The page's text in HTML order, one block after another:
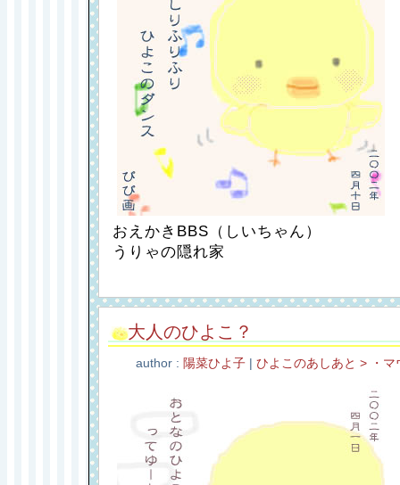
おえかきBBS（しいちゃん）
うりゃの隠れ家
大人のひよこ？
author : 陽菜ひよ子 ひよこのあしあと > ・マ